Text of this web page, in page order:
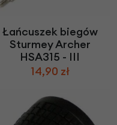
Łańcuszek biegów
Sturmey Archer
HSA315 - III
14,90 zł